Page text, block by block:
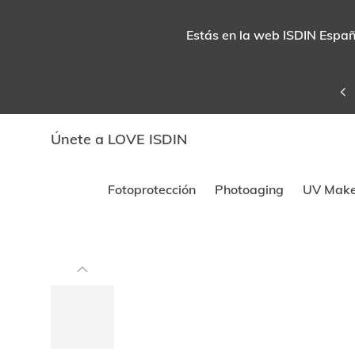
Estás en la web ISDIN
Únete a LOVE ISDIN
Fotoprotección Photoaging UV
carrusel